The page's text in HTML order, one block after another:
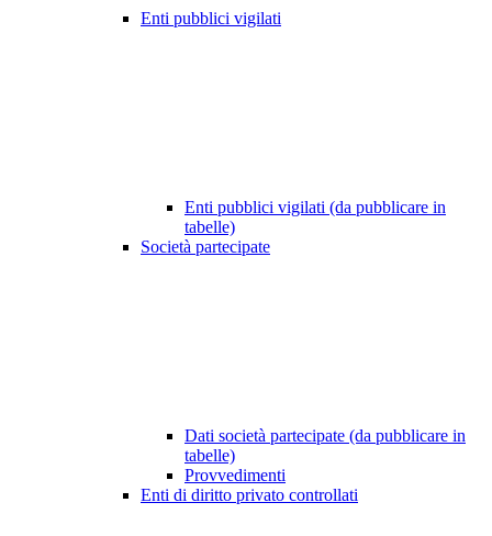
Enti pubblici vigilati
Enti pubblici vigilati (da pubblicare in
tabelle)
Società partecipate
Dati società partecipate (da pubblicare in
tabelle)
Provvedimenti
Enti di diritto privato controllati